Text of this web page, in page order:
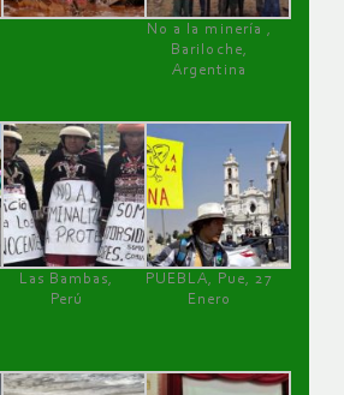
No a la minería ,
Bariloche,
Argentina
Las Bambas,
Perú
PUEBLA, Pue, 27
Enero